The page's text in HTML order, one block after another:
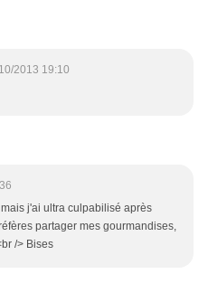
2013 19:10
j'ai ultra culpabilisé après
partager mes gourmandises,
/> Bises